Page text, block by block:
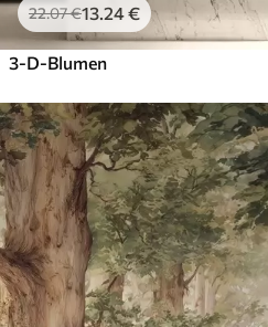
22.07€13 .24€
3-D-Blumen